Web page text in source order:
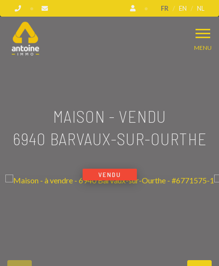
FR EN NL
MENU
MAISON - VENDU
6940 BARVAUX-SUR-OURTHE
VENDU